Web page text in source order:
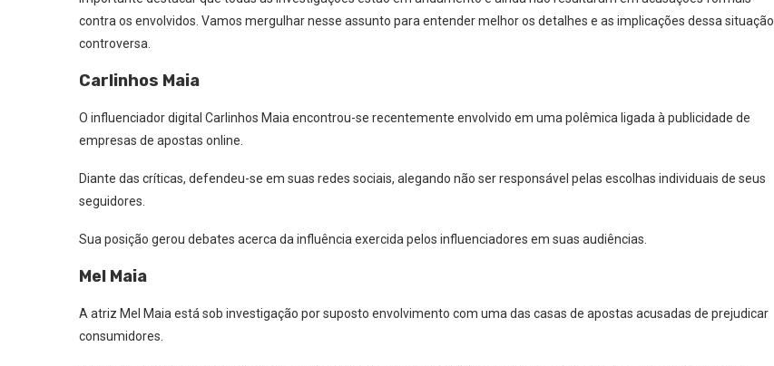
contra os envolvidos. Vamos mergulhar nesse assunto para entender melhor os detalhes e as implicações dessa situação
controversa.
Carlinhos Maia
O influenciador digital Carlinhos Maia encontrou-se recentemente envolvido em uma polêmica ligada à publicidade de
empresas de apostas online.
Diante das críticas, defendeu-se em suas redes sociais, alegando não ser responsável pelas escolhas individuais de seus
seguidores.
Sua posição gerou debates acerca da influência exercida pelos influenciadores em suas audiências.
Mel Maia
A atriz Mel Maia está sob investigação por suposto envolvimento com uma das casas de apostas acusadas de prejudicar
consumidores.